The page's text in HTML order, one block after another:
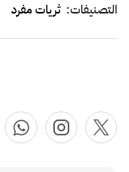
التصنيفات: ثريات مفرد